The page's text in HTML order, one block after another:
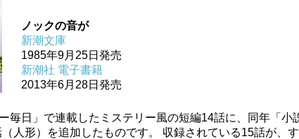
ノックの音が
新潮文庫
1985年9月25日発売
新潮社 電子書籍
2013年6月28日発売
毎日」で連載したミステリー風の短編14話に、同年「小
人形）を追加したものです。 収録されている15話が、